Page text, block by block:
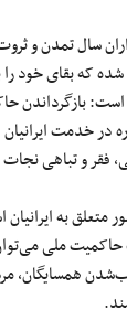
سال تمدن و
که بقای خود را
بازگرداندن
در خدمت
فقر و تباهی نجات
به ایرانیان
ملی
همسایگان،